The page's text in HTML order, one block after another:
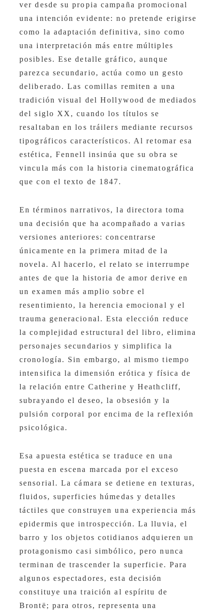
ver desde su propia campaña promocional
una intención evidente: no pretende erigirse
como la adaptación definitiva, sino como
una interpretación más entre múltiples
posibles. Ese detalle gráfico, aunque
parezca secundario, actúa como un gesto
deliberado. Las comillas remiten a una
tradición visual del Hollywood de mediados
del siglo XX, cuando los títulos se
resaltaban en los tráilers mediante recursos
tipográficos característicos. Al retomar esa
estética, Fennell insinúa que su obra se
vincula más con la historia cinematográfica
que con el texto de 1847.
En términos narrativos, la directora toma
una decisión que ha acompañado a varias
versiones anteriores: concentrarse
únicamente en la primera mitad de la
novela. Al hacerlo, el relato se interrumpe
antes de que la historia de amor derive en
un examen más amplio sobre el
resentimiento, la herencia emocional y el
trauma generacional. Esta elección reduce
la complejidad estructural del libro, elimina
personajes secundarios y simplifica la
cronología. Sin embargo, al mismo tiempo
intensifica la dimensión erótica y física de
la relación entre Catherine y Heathcliff,
subrayando el deseo, la obsesión y la
pulsión corporal por encima de la reflexión
psicológica.
Esa apuesta estética se traduce en una
puesta en escena marcada por el exceso
sensorial. La cámara se detiene en texturas,
fluidos, superficies húmedas y detalles
táctiles que construyen una experiencia más
epidermis que introspección. La lluvia, el
barro y los objetos cotidianos adquieren un
protagonismo casi simbólico, pero nunca
terminan de trascender la superficie. Para
algunos espectadores, esta decisión
constituye una traición al espíritu de
Brontë; para otros, representa una